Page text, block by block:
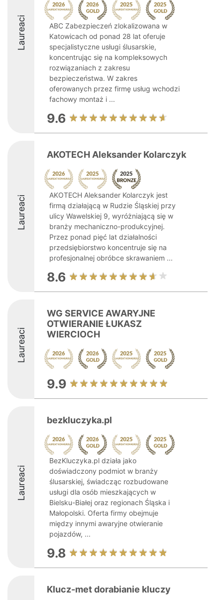
Laureaci
ABC Zabezpieczeń zlokalizowana w
Katowicach od ponad 28 lat oferuje
specjalistyczne usługi ślusarskie,
koncentrując się na kompleksowych
rozwiązaniach z zakresu
bezpieczeństwa. W zakres
oferowanych przez firmę usług wchodzi
fachowy montaż i ...
9.6
Laureaci
AKOTECH Aleksander Kolarczyk
AKOTECH Aleksander Kolarczyk jest
firmą działającą w Rudzie Śląskiej przy
ulicy Wawelskiej 9, wyróżniającą się w
branży mechaniczno-produkcyjnej.
Przez ponad pięć lat działalności
przedsiębiorstwo koncentruje się na
profesjonalnej obróbce skrawaniem ...
8.6
Laureaci
WG SERVICE AWARYJNE
OTWIERANIE ŁUKASZ
WIERCIOCH
9.9
Laureaci
bezkluczyka.pl
BezKluczyka.pl działa jako
doświadczony podmiot w branży
ślusarskiej, świadcząc rozbudowane
usługi dla osób mieszkających w
Bielsku-Białej oraz regionach Śląska i
Małopolski. Oferta firmy obejmuje
między innymi awaryjne otwieranie
pojazdów, ...
9.8
Klucz-met dorabianie kluczy